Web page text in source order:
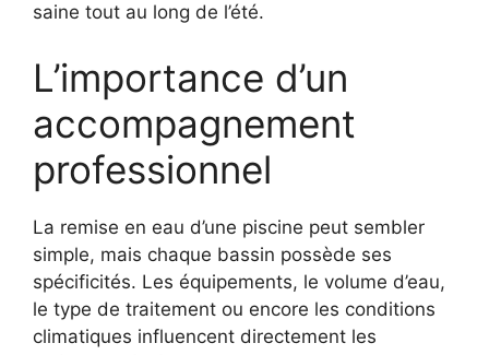
saine tout au long de l’été.
L’importance d’un
accompagnement
professionnel
La remise en eau d’une piscine peut sembler
simple, mais chaque bassin possède ses
spécificités. Les équipements, le volume d’eau,
le type de traitement ou encore les conditions
climatiques influencent directement les